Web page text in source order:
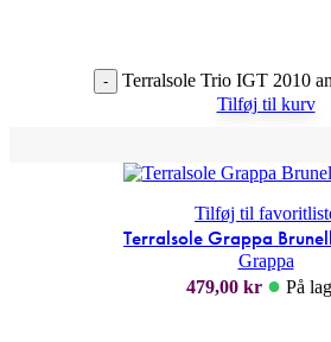
- Terralsole Trio IGT 2010
Tilføj til kurv
Tilføj til
Terralsole Grappa
Grappa
479,00 kr ● På